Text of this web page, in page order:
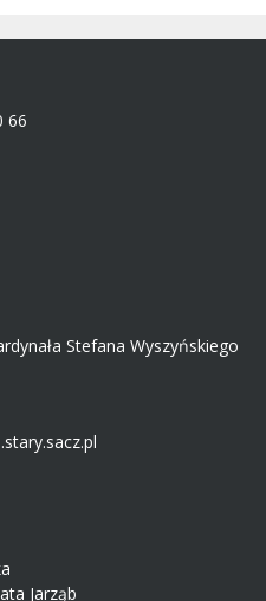
66
Stefana Wyszyńskiego
Jarząb